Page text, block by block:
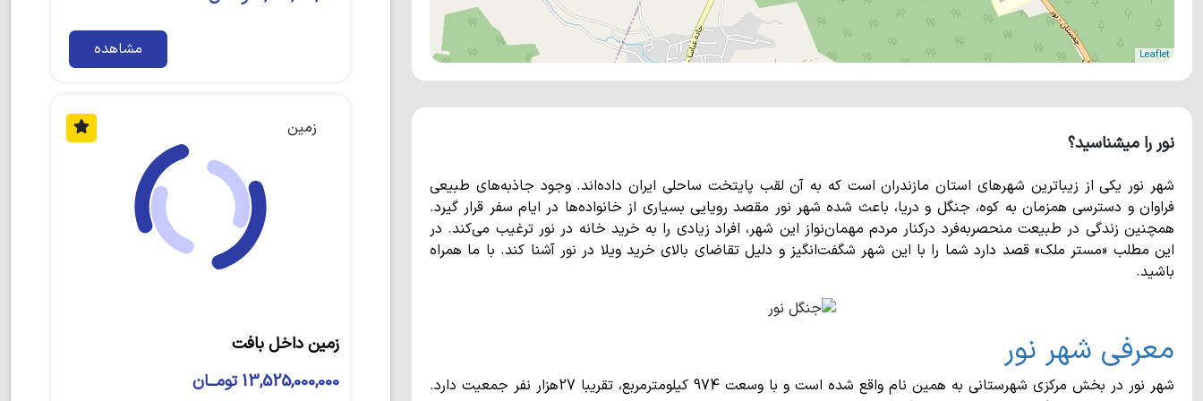
Leaflet
نور را میشناسید؟
شهر نور یکی از زیباترین شهرهای استان مازندران است که به آن لقب پایتخت ساحلی ایران داده‌اند. وجود جاذبه‌های طبیعی
فراوان و دسترسی همزمان به کوه، جنگل و دریا، باعث شده شهر نور مقصد رویایی بسیاری از خانواده‌ها در ایام سفر قرار گیرد.
همچنین زندگی در طبیعت منحصربه‌فرد درکنار مردم مهمان‌نواز این شهر، افراد زیادی را به خرید خانه در نور ترغیب می‌کند. در
این مطلب «مستر ملک» قصد دارد شما را با این شهر شگفت‌انگیز و دلیل تقاضای بالای خرید ویلا در نور آشنا کند. با ما همراه
باشید.
معرفی شهر نور
شهر نور در بخش مرکزی شهرستانی به همین نام واقع شده است و با وسعت 974 کیلومترمربع، تقریبا 27هزار نفر جمعیت دارد.
مشاهده
زمین
زمین داخل بافت
13,525,000,000 تومــان